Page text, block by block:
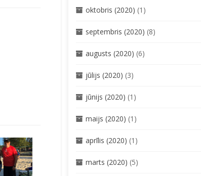
oktobris (2020) (1)
septembris (2020) (8)
augusts (2020) (6)
jūlijs (2020) (3)
jūnijs (2020) (1)
maijs (2020) (1)
aprīlis (2020) (1)
marts (2020) (5)